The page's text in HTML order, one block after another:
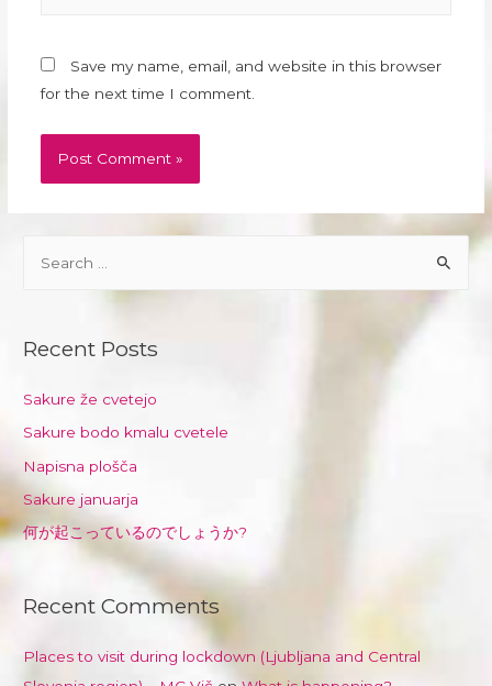
Save my name, email, and website in this browser
for the next time I comment.
r
h
f
r
Recent Posts
Sakure že cvetejo
Sakure bodo kmalu cvetele
Napisna plošča
Sakure januarja
何が起こっているのでしょうか?
Recent Comments
Places to visit during lockdown (Ljubljana and Central